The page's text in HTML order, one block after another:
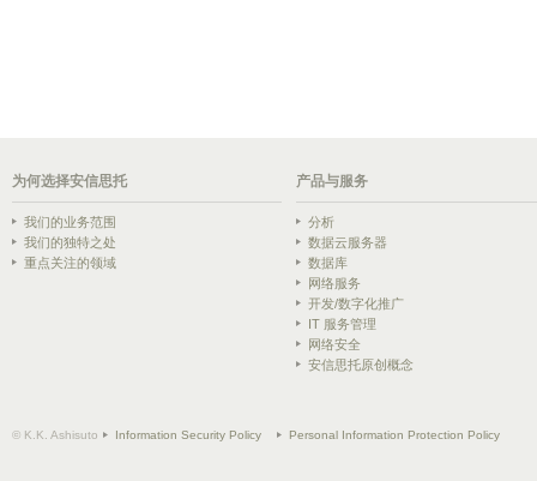
为何选择安信思托
我们的业务范围
我们的独特之处
重点关注的领域
产品与服务
分析
数据云服务器
数据库
网络服务
开发/数字化推广
IT 服务管理
网络安全
安信思托原创概念
© K.K. Ashisuto Information Security Policy Personal Information Protection Policy